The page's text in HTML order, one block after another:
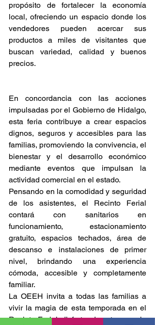
propósito de fortalecer la economía
local, ofreciendo un espacio donde los
vendedores pueden acercar sus
productos a miles de visitantes que
buscan variedad, calidad y buenos
precios.
En concordancia con las acciones
impulsadas por el Gobierno de Hidalgo,
esta feria contribuye a crear espacios
dignos, seguros y accesibles para las
familias, promoviendo la convivencia, el
bienestar y el desarrollo económico
mediante eventos que impulsan la
actividad comercial en el estado.
Pensando en la comodidad y seguridad
de los asistentes, el Recinto Ferial
contará con sanitarios en
funcionamiento, estacionamiento
gratuito, espacios techados, área de
descanso e instalaciones de primer
nivel, brindando una experiencia
cómoda, accesible y completamente
familiar.
La OEEH invita a todas las familias a
vivir la magia de esta temporada en el
Recinto Ferial, disfrutar de este espacio